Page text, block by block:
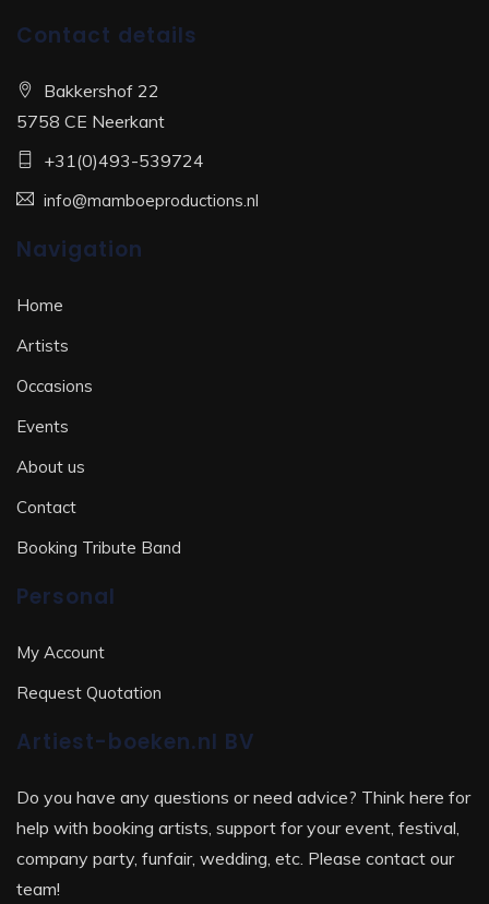
Contact details
Bakkershof 22
5758 CE Neerkant
+31(0)493-539724
info@mamboeproductions.nl
Navigation
Home
Artists
Occasions
Events
About us
Contact
Booking Tribute Band
Personal
My Account
Request Quotation
Artiest-boeken.nl BV
Do you have any questions or need advice? Think here for
help with booking artists, support for your event, festival,
company party, funfair, wedding, etc. Please contact our
team!